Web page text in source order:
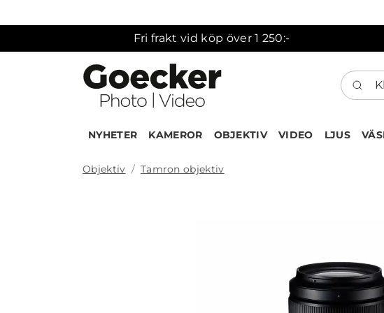
Fri frakt vid köp över 1 250:-
Klicka
NYHETER KAMEROR OBJEKTIV VIDEO LJUS
Objektiv Tamron objektiv